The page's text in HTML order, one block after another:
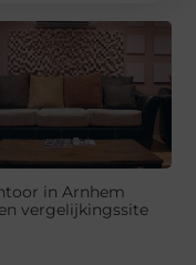
in Arnhem
vergelijkingssite